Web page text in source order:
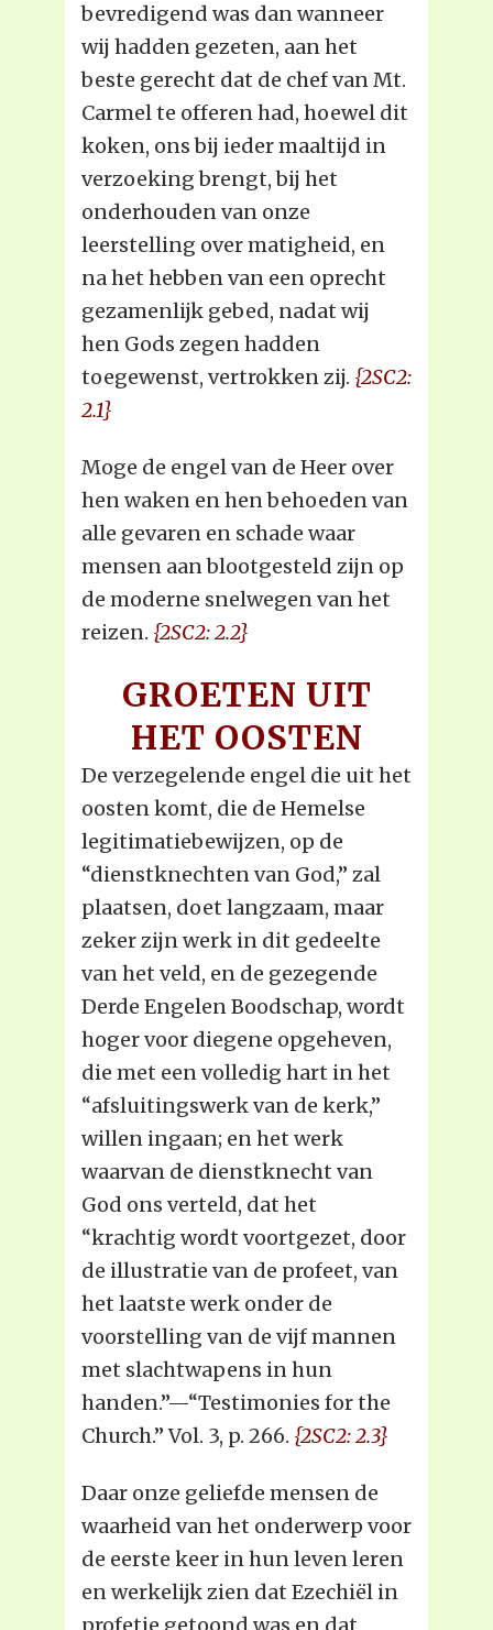
bevredigend was dan wanneer
wij hadden gezeten, aan het
beste gerecht dat de chef van Mt.
Carmel te offeren had, hoewel dit
koken, ons bij ieder maaltijd in
verzoeking brengt, bij het
onderhouden van onze
leerstelling over matigheid, en
na het hebben van een oprecht
gezamenlijk gebed, nadat wij
hen Gods zegen hadden
toegewenst, vertrokken zij. {2SC2:
2.1}
Moge de engel van de Heer over
hen waken en hen behoeden van
alle gevaren en schade waar
mensen aan blootgesteld zijn op
de moderne snelwegen van het
reizen. {2SC2: 2.2}
GROETEN UIT
HET OOSTEN
De verzegelende engel die uit het
oosten komt, die de Hemelse
legitimatiebewijzen, op de
“dienstknechten van God,” zal
plaatsen, doet langzaam, maar
zeker zijn werk in dit gedeelte
van het veld, en de gezegende
Derde Engelen Boodschap, wordt
hoger voor diegene opgeheven,
die met een volledig hart in het
“afsluitingswerk van de kerk,”
willen ingaan; en het werk
waarvan de dienstknecht van
God ons verteld, dat het
“krachtig wordt voortgezet, door
de illustratie van de profeet, van
het laatste werk onder de
voorstelling van de vijf mannen
met slachtwapens in hun
handen.”—“Testimonies for the
Church.” Vol. 3, p. 266. {2SC2: 2.3}
Daar onze geliefde mensen de
waarheid van het onderwerp voor
de eerste keer in hun leven leren
en werkelijk zien dat Ezechiël in